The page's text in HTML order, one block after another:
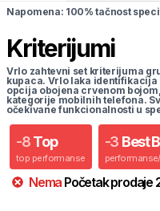
Napomena: 100% tačnost
Kriterijumi
Vrlo zahtevni set kriterijuma
kupaca. Vrlo laka identifikacija
opcija obojena crvenom
kategorije mobilnih telefona.
očekivane funkcionalnosti u
-8 Top
top performanse
-3 Best
Nema Početak prodaje